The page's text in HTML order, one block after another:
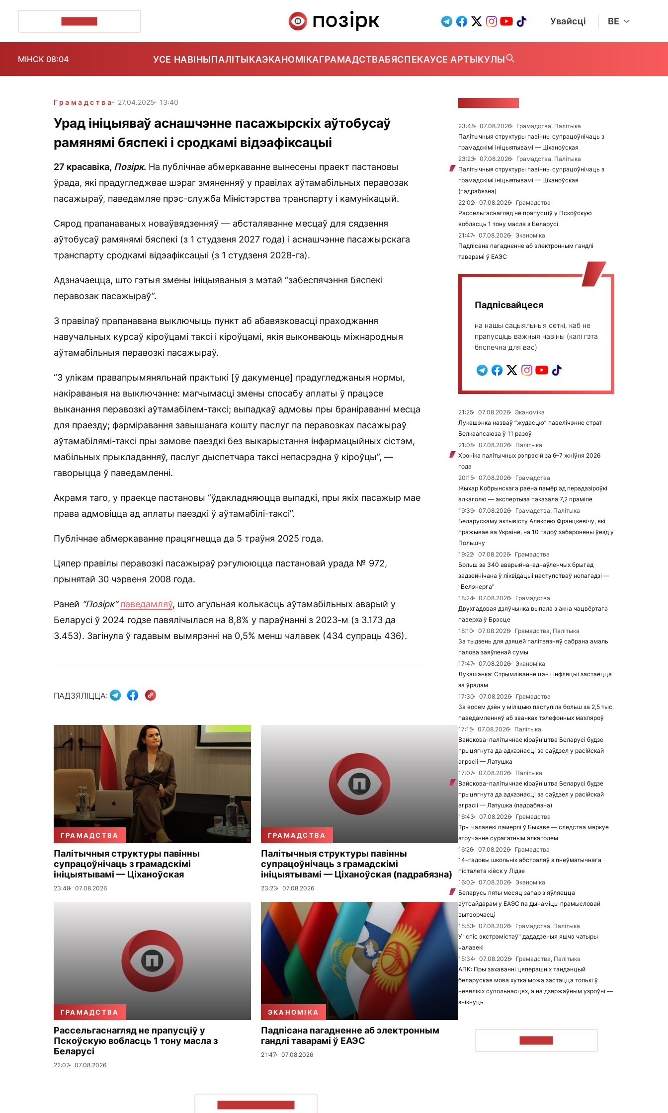
Увайсці BE
МІНСК 08:04 УСЕ НАВІНЫПАЛІТЫКАЭКАНОМІКАГРАМАДСТВАБЯСПЕКАУСЕ АРТЫКУЛЫ
Грамадства 27.04.2025 13:40
Урад ініцыяваў аснашчэнне пасажырскіх аўтобусаў
рамянямі бяспекі і сродкамі відэафіксацыі
27 красавіка, Позірк. На публічнае абмеркаванне вынесены праект пастановы
ўрада, які прадугледжвае шэраг змяненняў у правілах аўтамабільных перавозак
пасажыраў, паведамляе прэс-служба Міністэрства транспарту і камунікацый.
Сярод прапанаваных новаўвядзенняў — абсталяванне месцаў для сядзення
аўтобусаў рамянямі бяспекі (з 1 студзеня 2027 года) і аснашчэнне пасажырскага
транспарту сродкамі відэафіксацыі (з 1 студзеня 2028-га).
Адзначаецца, што гэтыя змены ініцыяваныя з мэтай “забеспячэння бяспекі
перавозак пасажыраў”.
З правілаў прапанавана выключыць пункт аб абавязковасці праходжання
навучальных курсаў кіроўцамі таксі і кіроўцамі, якія выконваюць міжнародныя
аўтамабільныя перавозкі пасажыраў.
“З улікам правапрымяняльнай практыкі [ў дакуменце] прадугледжаныя нормы,
накіраваныя на выключэнне: магчымасці змены спосабу аплаты ў працэсе
выканання перавозкі аўтамабілем-таксі; выпадкаў адмовы пры браніраванні месца
для праезду; фарміравання завышанага кошту паслуг па перавозках пасажыраў
аўтамабілямі-таксі пры замове паездкі без выкарыстання інфармацыйных сістэм,
мабільных прыкладанняў, паслуг дыспетчара таксі непасрэдна ў кіроўцы”, —
гаворыцца ў паведамленні.
Акрамя таго, у праекце пастановы “ўдакладняюцца выпадкі, пры якіх пасажыр мае
права адмовіцца ад аплаты паездкі ў аўтамабілі-таксі”.
Публічнае абмеркаванне працягнецца да 5 траўня 2025 года.
Цяпер правілы перавозкі пасажыраў рэгулююцца пастановай урада № 972,
прынятай 30 чэрвеня 2008 года.
Раней “Позірк” паведамляў, што агульная колькасць аўтамабільных аварый у
Беларусі ў 2024 годзе павялічылася на 8,8% у параўнанні з 2023-м (з 3.173 да
3.453). Загінула ў гадавым вымярэнні на 0,5% менш чалавек (434 супраць 436).
ПАДЗЯЛІЦЦА:
ГРАМАДСТВА
Палітычныя структуры павінны
супрацоўнічаць з грамадскімі
ініцыятывамі — Ціханоўская
23:48 07.08.2026
ГРАМАДСТВА
Палітычныя структуры павінны
супрацоўнічаць з грамадскімі
ініцыятывамі — Ціханоўская (падрабязна)
23:23 07.08.2026
ГРАМАДСТВА
Рассельгаснагляд не прапусціў у
Пскоўскую вобласць 1 тону масла з
Беларусі
22:02 07.08.2026
ЭКАНОМІКА
Падпісана пагадненне аб электронным
гандлі таварамі ў ЕАЭС
21:47 07.08.2026
23:48 07.08.2026
Грамадства, Палітыка
Палітычныя структуры павінны супрацоўнічаць з
грамадскімі ініцыятывамі — Ціханоўская
23:23
07.08.2026
Грамадства, Палітыка
Палітычныя структуры павінны супрацоўнічаць з
грамадскімі ініцыятывамі — Ціханоўская
(падрабязна)
22:02
07.08.2026
Грамадства
Рассельгаснагляд не прапусціў у Пскоўскую
вобласць 1 тону масла з Беларусі
21:47
07.08.2026
Эканоміка
Падпісана пагадненне аб электронным гандлі
таварамі ў ЕАЭС
Падпісвайцеся
на нашы сацыяльныя сеткі, каб не
прапусціць важныя навіны (калі гэта
бяспечна для вас)
21:25 07.08.2026
Эканоміка
Лукашэнка назваў “жудасцю” павелічэнне страт
Белкаапсаюза ў 11 разоў
21:08
07.08.2026
Палітыка
Хроніка палітычных рэпрэсій за 6–7 жніўня 2026
года
20:15
07.08.2026
Грамадства
Жыхар Кобрынскага раёна памёр ад перадазіроўкі
алкаголю — экспертыза паказала 7,2 праміле
19:39
07.08.2026
Грамадства, Палітыка
Беларускаму актывісту Аляксею Францкевічу, які
пражывае ва Украіне, на 10 гадоў забаронены ўезд у
Польшчу
19:22
07.08.2026
Грамадства
Больш за 340 аварыйна-аднаўленчых брыгад
задзейнічана ў ліквідацыі наступстваў непагадзі —
"Белэнерга"
18:24
07.08.2026
Грамадства
Двухгадовая дзяўчынка выпала з акна чацвёртага
паверха ў Брэсце
18:10
07.08.2026
Грамадства, Палітыка
За тыдзень для дзяцей палітвязняў сабрана амаль
палова заяўленай сумы
17:47
07.08.2026
Эканоміка
Лукашэнка: Стрымліванне цэн і інфляцыі застаецца
за ўрадам
17:30
07.08.2026
Грамадства
За восем дзён у міліцыю паступіла больш за 2,5 тыс.
паведамленняў аб званках тэлефонных махляроў
17:15
07.08.2026
Палітыка
Вайскова-палітычнае кіраўніцтва Беларусі будзе
прыцягнута да адказнасці за саўдзел у расійскай
агрэсіі — Латушка
17:07
07.08.2026
Палітыка
Вайскова-палітычнае кіраўніцтва Беларусі будзе
прыцягнута да адказнасці за саўдзел у расійскай
агрэсіі — Латушка (падрабязна)
16:43
07.08.2026
Грамадства
Тры чалавекі памерлі ў Быхаве — следства мяркуе
атручэнне сурагатным алкаголем
16:26
07.08.2026
Грамадства
14-гадовы школьнік абстраляў з пнеўматычнага
пісталета кіёск у Лідзе
16:02
07.08.2026
Эканоміка
Беларусь пяты месяц запар з'яўляецца
аўтсайдарам у ЕАЭС па дынаміцы прамысловай
вытворчасці
15:53
07.08.2026
Грамадства, Палітыка
У "спіс экстрэмістаў" дададзеныя яшчэ чатыры
чалавекі
15:34
07.08.2026
Грамадства, Палітыка
АПК: Пры захаванні цяперашніх тэндэнцый
беларуская мова хутка можа застацца толькі ў
невялікіх супольнасцях, а на дзяржаўным узроўні —
знікнуць